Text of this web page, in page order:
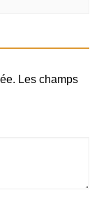
Les champs